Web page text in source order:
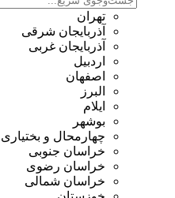
تهران
آذربایجان شرقی
آذربایجان غربی
اردبیل
اصفهان
البرز
ایلام
بوشهر
چهارمحال و بختیاری
خراسان جنوبی
خراسان رضوی
خراسان شمالی